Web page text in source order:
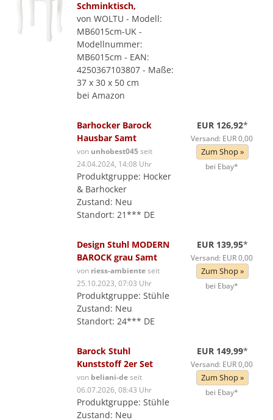
Schminktisch,
von WOLTU - Modell:
MB6015cm-UK -
Modellnummer:
MB6015cm - EAN:
4250367103807 - Maße:
37 x 30 x 50 cm
bei Amazon
Barhocker Barock
Hausbar Samt
von unhobest045seit
24.04.2024, 14:08 Uhr
Produktgruppe: Hocker
& Barhocker
Zustand: Neu
Standort: 21*** DE
EUR 126,92*
Versand: EUR 0,00
Zum Shop »
bei Ebay*
Design Stuhl MODERN
BAROCK grau Samt
von riess-ambienteseit
25.10.2023, 07:03 Uhr
Produktgruppe: Stühle
Zustand: Neu
Standort: 24*** DE
EUR 139,95*
Versand: EUR 0,00
Zum Shop »
bei Ebay*
Barock Stuhl
Kunststoff 2er Set
von beliani-deseit
06.07.2026, 08:43 Uhr
Produktgruppe: Stühle
Zustand: Neu
EUR 149,99*
Versand: EUR 0,00
Zum Shop »
bei Ebay*